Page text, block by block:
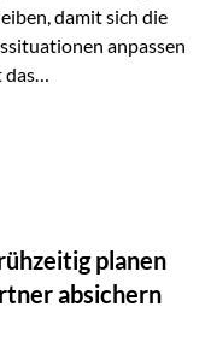
damit sich die
anpassen
das
ermöglicht,
Familie vor: Die
aufgebaut. Ihr
den eigenen
zukommen zu…
planen
absichern